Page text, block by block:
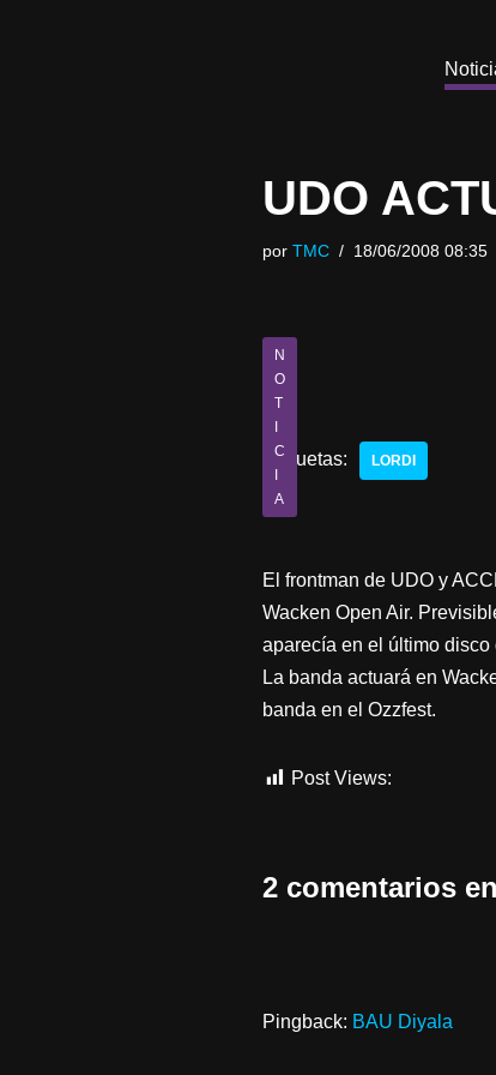
UDO
por TMC 18/06/2008 08:35
N
O
T
C
A
Etiquetas: LORDI
El frontman de UDO y
Wacken Open Air.
aparecía en el último disco
La banda actuará en
banda en el Ozzfest.
Post Views:
2 comentarios
Pingback: BAU Diyala